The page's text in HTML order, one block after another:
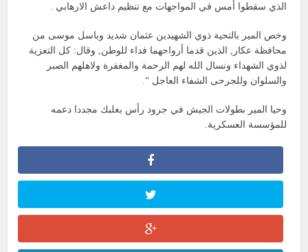
الذي سقطوا أمس في المواجهات مع تنظيم داعش الارهابي .
وخص المير بالتحية ذوي الشهيدين عثمان شديد وباسل موسى من
محافظة عكار, الذين قدما أرواحهما فداء للوطن, وقال: كل التعزية
لذوي الشهداء ونسال الله لهم الرحمة والمغفرة ولاهلهم الصبر
والسلوان وللجرحى الشفاء العاجل “.
وحيا المير بطولات الجيش في جرود رأس بعلبك مجددا دعمه
للمؤسسة العسكرية.